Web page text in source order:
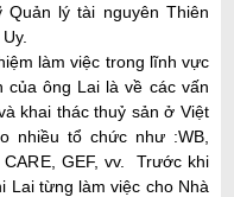
Quản lý tài nguyên Thiên
làm việc trong lĩnh vực
ông Lai là về các vấn
khai thác thuỷ sản ở Việt
nhiều tổ chức như :WB,
CARE, GEF, vv. Trước khi
Lai từng làm việc cho Nhà